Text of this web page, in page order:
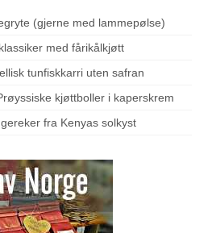
(gjerne med lammepølse)
med fårikålkjøtt
tunfiskkarri uten safran
kjøttboller i kaperskrem
fra Kenyas solkyst